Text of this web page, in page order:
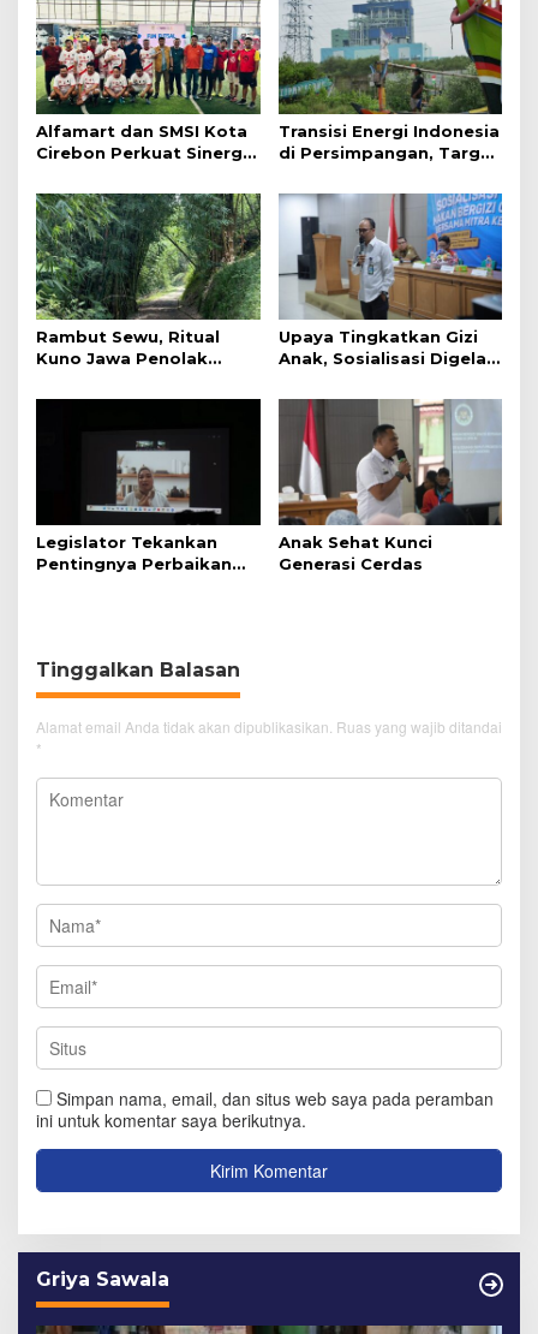
Alfamart dan SMSI Kota
Cirebon Perkuat Sinergi
Transisi Energi Indonesia
di Persimpangan, Target
dengan Realita
Rambut Sewu, Ritual
Kuno Jawa Penolak
Upaya Tingkatkan Gizi
Anak, Sosialisasi Digelar
Legislator Tekankan
Pentingnya Perbaikan
Anak Sehat Kunci
Generasi Cerdas
Tinggalkan Balasan
Alamat email Anda tidak akan dipublikasikan. Ruas yang wajib ditandai
*
Simpan nama, email, dan situs web saya pada peramban
ini untuk komentar saya berikutnya.
Griya Sawala